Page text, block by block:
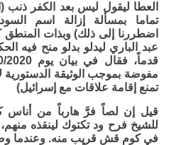
العطا ليقول ليس بعد الكفر ذنب
تماما بمسألة إزالة اسم
اضطررنا إلى ذلك) وبذات المنطق
عبد الباري ليدلو بدلو منح فيه
مفوضة بموجب الوثيقة الدستورية
تمنع إقامة علاقات مع إسرائيل)
قيل إن لصاً فرَّ هارباً من أناس
للشيخ فرح ود تكتوك لينقذه
في كوم قش قريب منه. وعندما